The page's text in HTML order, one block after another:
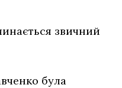
звичний
була